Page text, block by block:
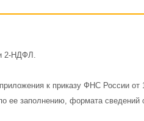
2-НДФЛ.
к приказу ФНС России
ее заполнению, формата сведений